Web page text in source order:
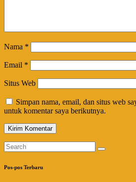
Nama *
Email *
Situs Web
Simpan nama, email, dan situs web
untuk komentar saya berikutnya.
Pos-pos Terbaru